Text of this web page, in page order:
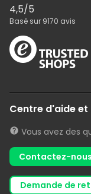
4,5/5
Basé sur 9170 avis
Centre d'aide
Vous avez des
Contactez-nous
demande de